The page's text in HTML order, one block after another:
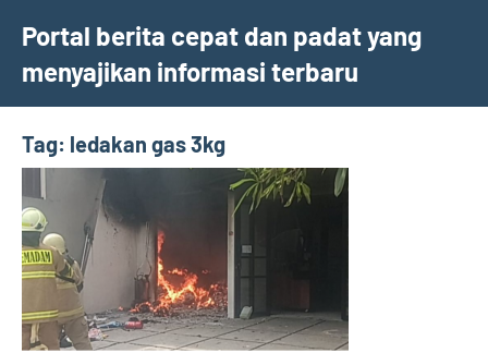
content
Portal berita cepat dan padat yang
menyajikan informasi terbaru
Tag: ledakan gas 3kg